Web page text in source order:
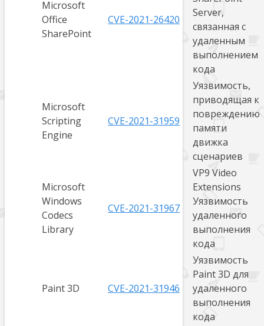
Microsoft
Office
SharePoint
CVE-2021-26420
Server,
связанная с
удаленным
выполнением
кода
Microsoft
Scripting
Engine
CVE-2021-31959
Уязвимость,
приводящая к
повреждению
памяти
движка
сценариев
Microsoft
Windows
Codecs
Library
CVE-2021-31967
VP9 Video
Extensions
Уязвимость
удаленного
выполнения
кода
Paint 3D CVE-2021-31946
Уязвимость
Paint 3D для
удаленного
выполнения
кода